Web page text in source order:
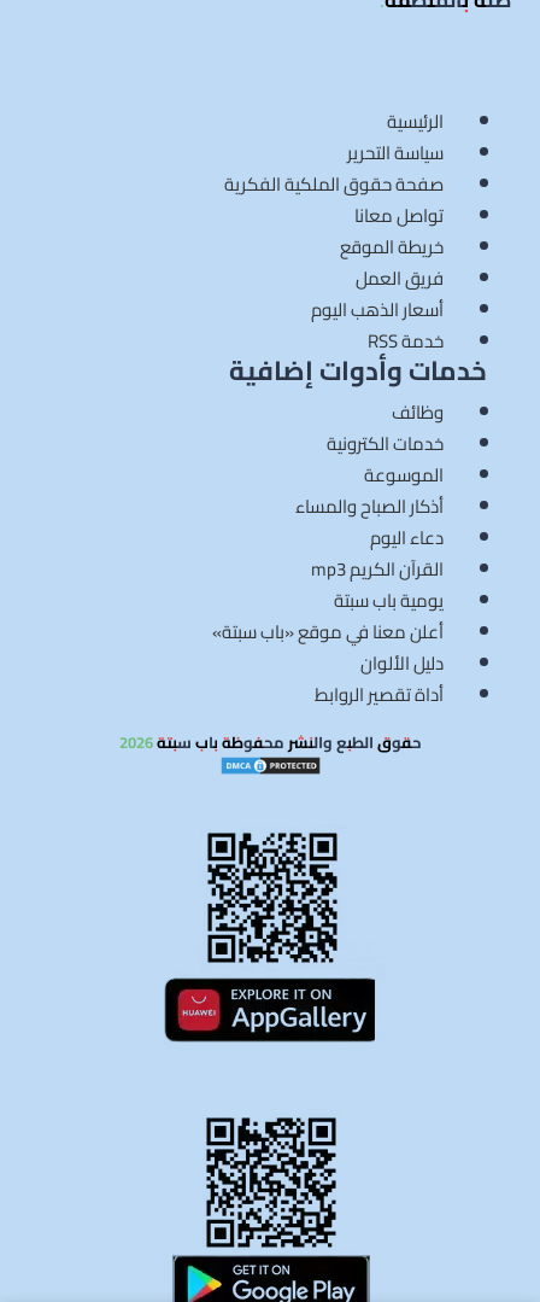
الرئيسية
سياسة التحرير
صفحة حقوق الملكية الفكرية
تواصل معانا
خريطة الموقع
فريق العمل
أسعار الذهب اليوم
خدمة RSS
خدمات وأدوات إضافية
وظائف
خدمات الكترونية
الموسوعة
أذكار الصباح والمساء
دعاء اليوم
القرآن الكريم mp3
يومية باب سبتة
أعلن معنا في موقع «باب سبتة»
دليل الألوان
أداة تقصير الروابط
حقوق الطبع والنشر محفوظة باب سبتة 2026